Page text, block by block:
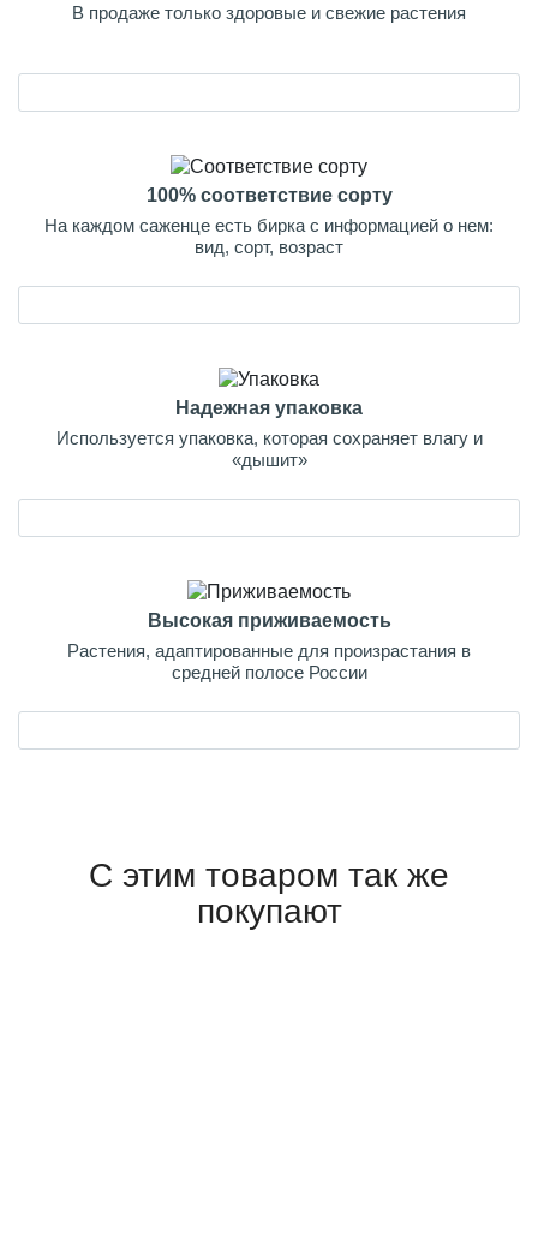
В продаже только здоровые и свежие растения
100% соответствие сорту
На каждом саженце есть бирка с информацией о нем:
вид, сорт, возраст
Надежная упаковка
Используется упаковка, которая сохраняет влагу и
«дышит»
Высокая приживаемость
Растения, адаптированные для произрастания в
средней полосе России
С этим товаром так же
покупают